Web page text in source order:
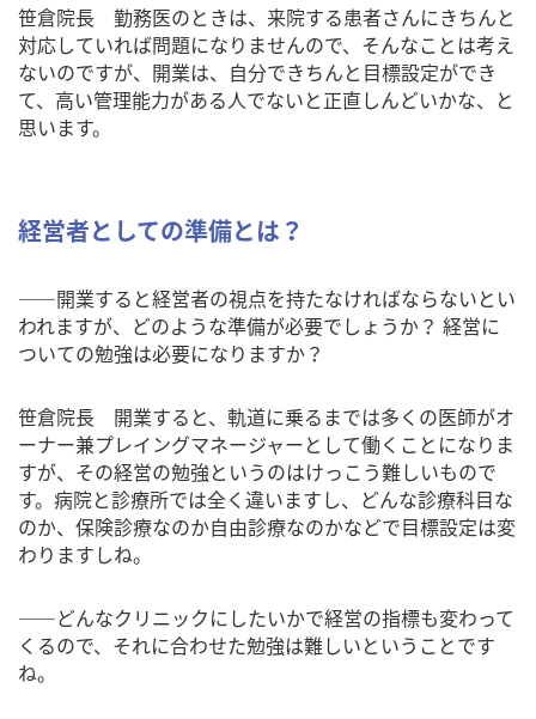
笹倉院長 勤務医のときは、来院する患者さんにきちんと
対応していれば問題になりませんので、そんなことは考え
ないのですが、開業は、自分できちんと目標設定ができ
て、高い管理能力がある人でないと正直しんどいかな、と
思います。
経営者としての準備とは？
――開業すると経営者の視点を持たなければならないとい
われますが、どのような準備が必要でしょうか？ 経営に
ついての勉強は必要になりますか？
笹倉院長 開業すると、軌道に乗るまでは多くの医師がオ
ーナー兼プレイングマネージャーとして働くことになりま
すが、その経営の勉強というのはけっこう難しいもので
す。病院と診療所では全く違いますし、どんな診療科目な
のか、保険診療なのか自由診療なのかなどで目標設定は変
わりますしね。
――どんなクリニックにしたいかで経営の指標も変わって
くるので、それに合わせた勉強は難しいということです
ね。